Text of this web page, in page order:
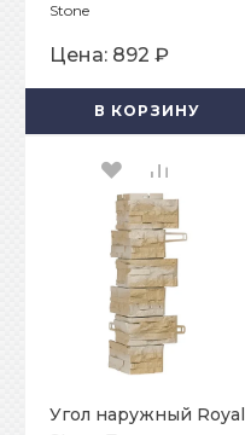
Stone
Цена: 892 ₽
В КОРЗИНУ
Угол наружный Royal